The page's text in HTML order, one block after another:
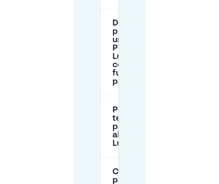
Devo
prenotare
un posto al
P+R
Luchtbal e
come
funziona il
pagamento?
Per quanto
tempo posso
parcheggiare
al P+R
Luchtbal?
Chi può
parcheggiare